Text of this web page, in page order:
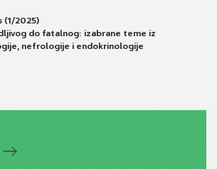
(1/2025)
do fatalnog: izabrane teme iz
nefrologije i endokrinologije